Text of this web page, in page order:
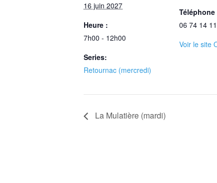
16 juin 2027
Heure :
7h00 - 12h00
Series:
Retournac (mercredi)
Téléphone
06 74 14
Voir le site
La Mulatière (mardi)